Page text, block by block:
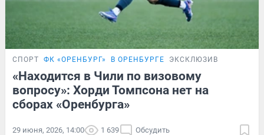
СПОРТ ФК «ОРЕНБУРГ» В ОРЕНБУРГЕ ЭКСКЛЮЗИВ
«Находится в Чили по визовому
вопросу»: Хорди Томпсона нет на
сборах «Оренбурга»
29 июня, 2026, 14:00 1 639 Обсудить